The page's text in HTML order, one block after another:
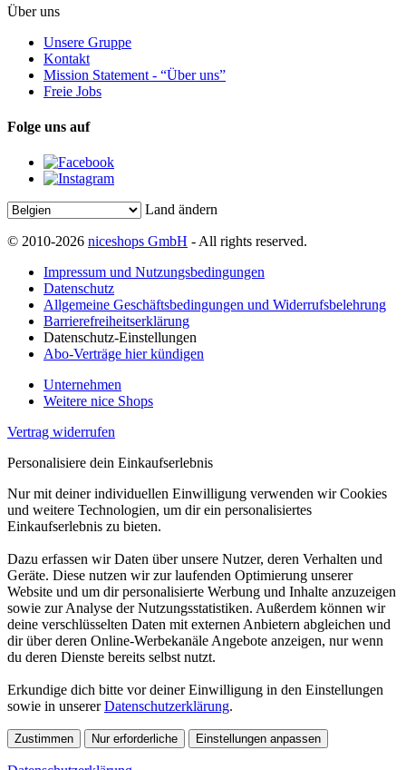
Über uns
Unsere Gruppe
Kontakt
Mission Statement - “Über uns”
Freie Jobs
Folge uns auf
Land ändern
© 2010-2026 niceshops GmbH - All rights reserved.
Impressum und Nutzungsbedingungen
Datenschutz
Allgemeine Geschäftsbedingungen und Widerrufsbelehrung
Barrierefreiheitserklärung
Datenschutz-Einstellungen
Abo-Verträge hier kündigen
Unternehmen
Weitere nice Shops
Vertrag widerrufen
Personalisiere dein Einkaufserlebnis
Nur mit deiner individuellen Einwilligung verwenden wir Cookies
und weitere Technologien, um dir ein personalisiertes
Einkaufserlebnis zu bieten.
Dazu erfassen wir Daten über unsere Nutzer, deren Verhalten und
Geräte. Diese nutzen wir zur laufenden Optimierung unserer
Website und um dir personalisierte Werbung und Inhalte anzuzeigen
sowie zur Analyse der Nutzungsstatistiken. Außerdem können wir
deine verschlüsselten Daten mit externen Anbietern abgleichen und
dir über deren Online-Werbekanäle Angebote anzeigen, nur wenn
du deren Dienste bereits selbst nutzt.
Erkundige dich bitte vor deiner Einwilligung in den Einstellungen
sowie in unsererDatenschutzerklärung.
Zustimmen Nur erforderliche Einstellungen anpassen